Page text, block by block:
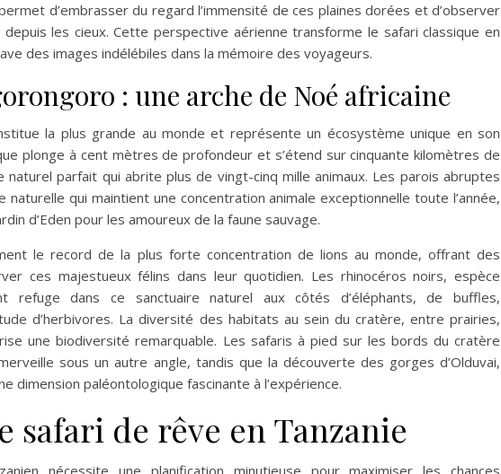
d’embrasser du regard l’immensité de ces plaines dorées et d’observer
les cieux. Cette perspective aérienne transforme le safari classique en
des images indélébiles dans la mémoire des voyageurs.
: une arche de Noé africaine
la plus grande au monde et représente un écosystème unique en son
plonge à cent mètres de profondeur et s’étend sur cinquante kilomètres de
naturel parfait qui abrite plus de vingt-cinq mille animaux. Les parois abruptes
qui maintient une concentration animale exceptionnelle toute l’année,
d’Eden pour les amoureux de la faune sauvage.
le record de la plus forte concentration de lions au monde, offrant des
ces majestueux félins dans leur quotidien. Les rhinocéros noirs, espèce
refuge dans ce sanctuaire naturel aux côtés d’éléphants, de buffles,
d’herbivores. La diversité des habitats au sein du cratère, entre prairies,
une biodiversité remarquable. Les safaris à pied sur les bords du cratère
sous un autre angle, tandis que la découverte des gorges d’Olduvai,
dimension paléontologique fascinante à l’expérience.
safari de rêve en Tanzanie